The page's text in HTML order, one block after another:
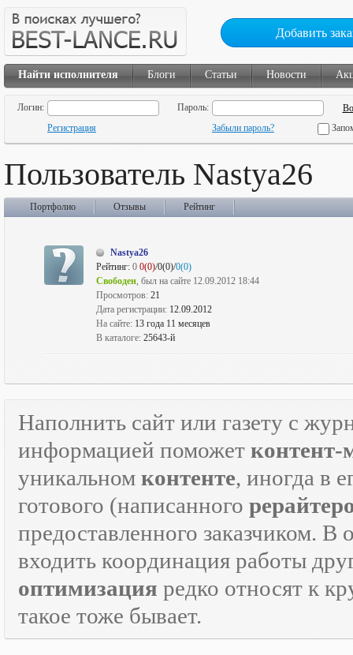
Добавить
Найти исполнителя Блоги Статьи Новости
Логин:
Пароль:
Регистрация
Забыли пароль?
Пользователь Nastya26
Портфолио Отзывы Рейтинг
Nastya26
Рейтинг: 0 0(0)/0(0)/0(0)
Свободен, был на сайте 12.09.2012 18:44
Просмотров: 21
Дата регистрации: 12.09.2012
На сайте: 13 года 11 месяцев
В каталоге: 25643-й
Наполнить сайт или газету с
информацией поможет контент-
уникальном контенте, иногда в
готового (написанного
предоставленного заказчиком. В
входить координация работы
оптимизация редко относят к
такое тоже бывает.